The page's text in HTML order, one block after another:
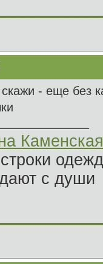
- еще без
Каменская
с души